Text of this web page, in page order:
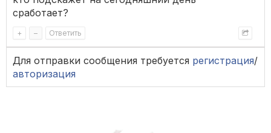
сработает?
+ – Ответить
Для отправки сообщения требуется регистрация/
авторизация